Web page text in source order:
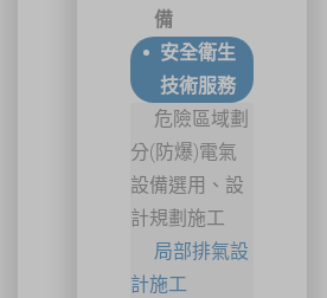
備
安全衛生
技術服務
危險區域劃
分(防爆)電氣
設備選用、設
計規劃施工
局部排氣設
計施工